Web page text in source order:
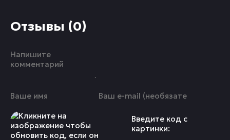
Отзывы (0)
Введите код с
картинки: